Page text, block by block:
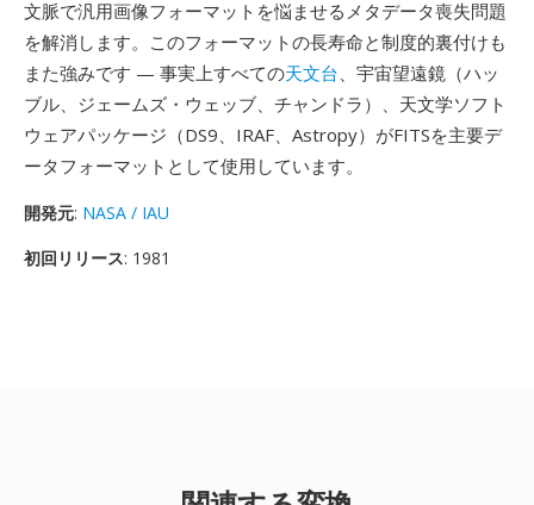
文脈で汎用画像フォーマットを悩ませるメタデータ喪失問題
を解消します。このフォーマットの長寿命と制度的裏付けも
また強みです — 事実上すべての天文台、宇宙望遠鏡（ハッ
ブル、ジェームズ・ウェッブ、チャンドラ）、天文学ソフト
ウェアパッケージ（DS9、IRAF、Astropy）がFITSを主要デ
ータフォーマットとして使用しています。
開発元: NASA / IAU
初回リリース: 1981